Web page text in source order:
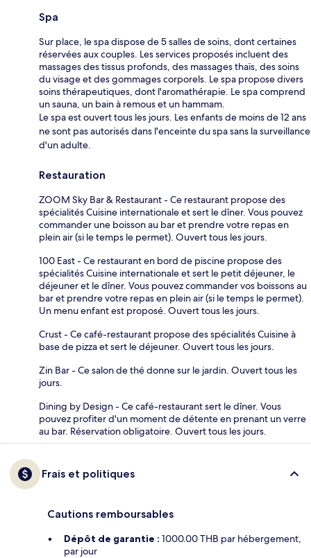
Spa
Sur place, le spa dispose de 5 salles de soins, dont certaines
réservées aux couples. Les services proposés incluent des
massages des tissus profonds, des massages thaïs, des soins
du visage et des gommages corporels. Le spa propose divers
soins thérapeutiques, dont l'aromathérapie. Le spa comprend
un sauna, un bain à remous et un hammam.
Le spa est ouvert tous les jours. Les enfants de moins de 12 ans
ne sont pas autorisés dans l'enceinte du spa sans la surveillance
d'un adulte.
Restauration
ZOOM Sky Bar & Restaurant - Ce restaurant propose des
spécialités Cuisine internationale et sert le dîner. Vous pouvez
commander une boisson au bar et prendre votre repas en
plein air (si le temps le permet). Ouvert tous les jours.
100 East - Ce restaurant en bord de piscine propose des
spécialités Cuisine internationale et sert le petit déjeuner, le
déjeuner et le dîner. Vous pouvez commander vos boissons au
bar et prendre votre repas en plein air (si le temps le permet).
Un menu enfant est proposé. Ouvert tous les jours.
Crust - Ce café-restaurant propose des spécialités Cuisine à
base de pizza et sert le déjeuner. Ouvert tous les jours.
Zin Bar - Ce salon de thé donne sur le jardin. Ouvert tous les
jours.
Dining by Design - Ce café-restaurant sert le dîner. Vous
pouvez profiter d'un moment de détente en prenant un verre
au bar. Réservation obligatoire. Ouvert tous les jours.
Frais et politiques
Cautions remboursables
Dépôt de garantie : 1000.00 THB par hébergement,
par jour